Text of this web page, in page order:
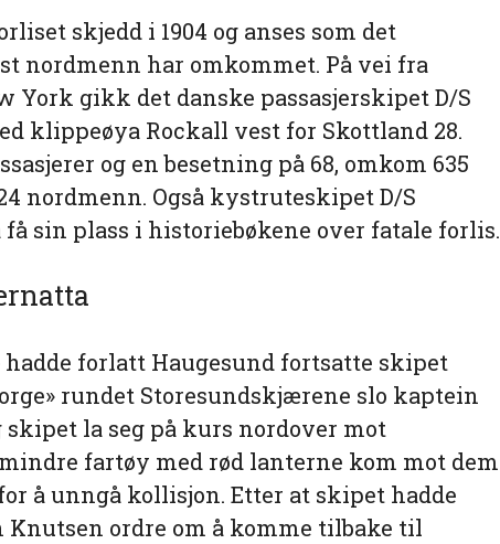
skjedd i 1904 og anses som det
nordmenn har omkommet. På vei fra
York gikk det danske passasjerskipet D/S
klippeøya Rockall vest for Skottland 28.
og en besetning på 68, omkom 635
nordmenn. Også kystruteskipet D/S
få sin plass i historiebøkene over fatale forlis.
hadde forlatt Haugesund fortsatte skipet
rundet Storesundskjærene slo kaptein
la seg på kurs nordover mot
fartøy med rød lanterne kom mot dem
å unngå kollisjon. Etter at skipet hadde
Knutsen ordre om å komme tilbake til